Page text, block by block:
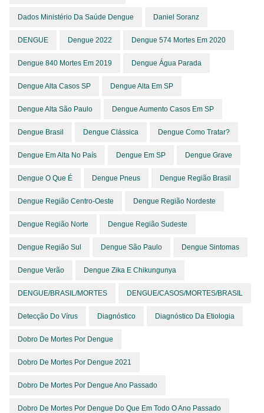
Dados Ministério Da Saúde Dengue Daniel Soranz
DENGUE Dengue 2022 Dengue 574 Mortes Em 2020
Dengue 840 Mortes Em 2019 Dengue Água Parada
Dengue Alta Casos SP Dengue Alta Em SP
Dengue Alta São Paulo Dengue Aumento Casos Em SP
Dengue Brasil Dengue Clássica Dengue Como Tratar?
Dengue Em Alta No País Dengue Em SP Dengue Grave
Dengue O Que É Dengue Pneus Dengue Região Brasil
Dengue Região Centro-Oeste Dengue Região Nordeste
Dengue Região Norte Dengue Região Sudeste
Dengue Região Sul Dengue São Paulo Dengue Sintomas
Dengue Verão Dengue Zika E Chikungunya
DENGUE/BRASIL/MORTES DENGUE/CASOS/MORTES/BRASIL
Detecção Do Vírus Diagnóstico Diagnóstico Da Etiologia
Dobro De Mortes Por Dengue
Dobro De Mortes Por Dengue 2021
Dobro De Mortes Por Dengue Ano Passado
Dobro De Mortes Por Dengue Do Que Em Todo O Ano Passado